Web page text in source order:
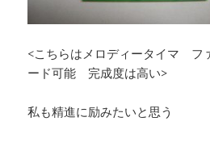
<こちらはメロディータイマ フ
ード可能 完成度は高い>
私も精進に励みたいと思う